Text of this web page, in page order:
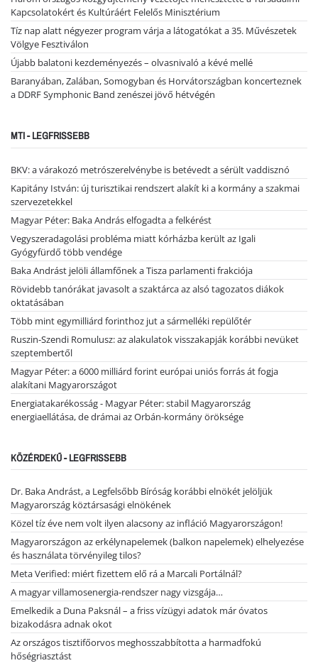
Kapcsolatokért és Kultúráért Felelős Minisztérium
Tíz nap alatt négyezer program várja a látogatókat a 35. Művészetek
Völgye Fesztiválon
Újabb balatoni kezdeményezés – olvasnivaló a kévé mellé
Baranyában, Zalában, Somogyban és Horvátországban koncerteznek
a DDRF Symphonic Band zenészei jövő hétvégén
MTI - LEGFRISSEBB
BKV: a várakozó metrószerelvénybe is betévedt a sérült vaddisznó
Kapitány István: új turisztikai rendszert alakít ki a kormány a szakmai
szervezetekkel
Magyar Péter: Baka András elfogadta a felkérést
Vegyszeradagolási probléma miatt kórházba került az Igali
Gyógyfürdő több vendége
Baka Andrást jelöli államfőnek a Tisza parlamenti frakciója
Rövidebb tanórákat javasolt a szaktárca az alsó tagozatos diákok
oktatásában
Több mint egymilliárd forinthoz jut a sármelléki repülőtér
Ruszin-Szendi Romulusz: az alakulatok visszakapják korábbi nevüket
szeptembertől
Magyar Péter: a 6000 milliárd forint európai uniós forrás át fogja
alakítani Magyarországot
Energiatakarékosság - Magyar Péter: stabil Magyarország
energiaellátása, de drámai az Orbán-kormány öröksége
KÖZÉRDEKŰ - LEGFRISSEBB
Dr. Baka Andrást, a Legfelsőbb Bíróság korábbi elnökét jelöljük
Magyarország köztársasági elnökének
Közel tíz éve nem volt ilyen alacsony az infláció Magyarországon!
Magyarországon az erkélynapelemek (balkon napelemek) elhelyezése
és használata törvényileg tilos?
Meta Verified: miért fizettem elő rá a Marcali Portálnál?
A magyar villamosenergia-rendszer nagy vizsgája…
Emelkedik a Duna Paksnál – a friss vízügyi adatok már óvatos
bizakodásra adnak okot
Az országos tisztifőorvos meghosszabbította a harmadfokú
hőségriasztást